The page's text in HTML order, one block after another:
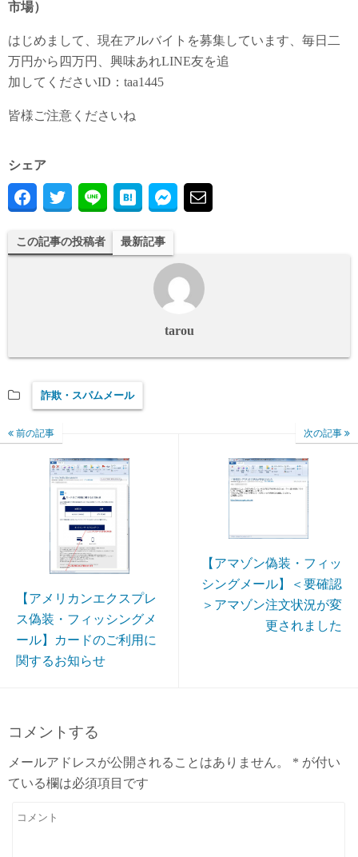
市場）
はじめまして、現在アルバイトを募集しています、毎日二
万円から四万円、興味あれLINE友を追
加してくださいID：taa1445
皆様ご注意くださいね
シェア
この記事の投稿者 最新記事
tarou
詐欺・スパムメール
前の記事
【アメリカンエクスプレ
ス偽装・フィッシングメ
ール】カードのご利用に
関するお知らせ
次の記事
【アマゾン偽装・フィッ
シングメール】＜要確認
＞アマゾン注文状況が変
更されました
コメントする
メールアドレスが公開されることはありません。 * が付い
ている欄は必須項目です